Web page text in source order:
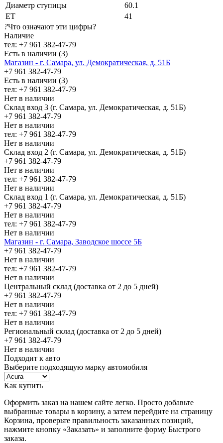
Диаметр ступицы
60.1
ЕТ
41
?Что означают эти цифры?
Наличие
тел: +7 961 382-47-79
Есть в наличии (3)
Магазин - г. Самара, ул. Демократическая, д. 51Б
+7 961 382-47-79
Есть в наличии (3)
тел: +7 961 382-47-79
Нет в наличии
Склад вход 3 (г. Самара, ул. Демократическая, д. 51Б)
+7 961 382-47-79
Нет в наличии
тел: +7 961 382-47-79
Нет в наличии
Склад вход 2 (г. Самара, ул. Демократическая, д. 51Б)
+7 961 382-47-79
Нет в наличии
тел: +7 961 382-47-79
Нет в наличии
Склад вход 1 (г. Самара, ул. Демократическая, д. 51Б)
+7 961 382-47-79
Нет в наличии
тел: +7 961 382-47-79
Нет в наличии
Магазин - г. Самара, Заводское шоссе 5Б
+7 961 382-47-79
Нет в наличии
тел: +7 961 382-47-79
Нет в наличии
Центральный склад (доставка от 2 до 5 дней)
+7 961 382-47-79
Нет в наличии
тел: +7 961 382-47-79
Нет в наличии
Региональный склад (доставка от 2 до 5 дней)
+7 961 382-47-79
Нет в наличии
Подходит к авто
Выберите подходящую марку автомобиля
Как купить
Оформить заказ на нашем сайте легко. Просто добавьте
выбранные товары в корзину, а затем перейдите на страницу
Корзина, проверьте правильность заказанных позиций,
нажмите кнопку «Заказать» и заполните форму Быстрого
заказа.